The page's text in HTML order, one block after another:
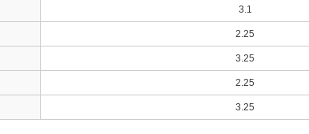
3.1
2.25
3.25
2.25
3.25